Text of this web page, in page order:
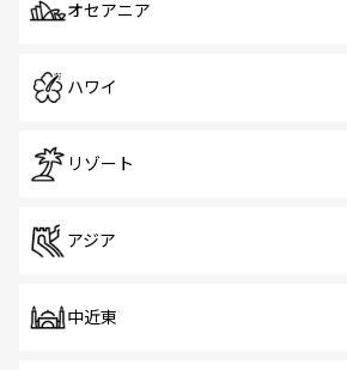
オセアニア
ハワイ
リゾート
アジア
中近東